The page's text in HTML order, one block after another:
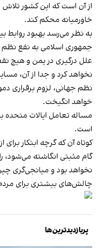
از آن است که این کشور
خاورمیانه محکم کند.
به نظر می‌رسد بهبود
جمهوری اسلامی به نفع نظم
علل درگیری در یمن و هیچ
نخواهد کرد و جدا از آن،
نظم جهانی، لزوم برقراری
خواهد انگیخت.
مساله تعامل ایالات
است.
کوتاه آن که گرچه ابتکار
گام مثبتی انگاشته می‌شود،
نخواهد بود و میانجی‌گری
چالش‌های بیشتری برای
پربازدیدترین‌ها